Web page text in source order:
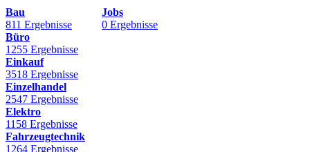
Bau
811 Ergebnisse
Büro
1255 Ergebnisse
Einkauf
3518 Ergebnisse
Einzelhandel
2547 Ergebnisse
Elektro
1158 Ergebnisse
Fahrzeugtechnik
1264 Ergebnisse
Jobs
0 Ergebnisse